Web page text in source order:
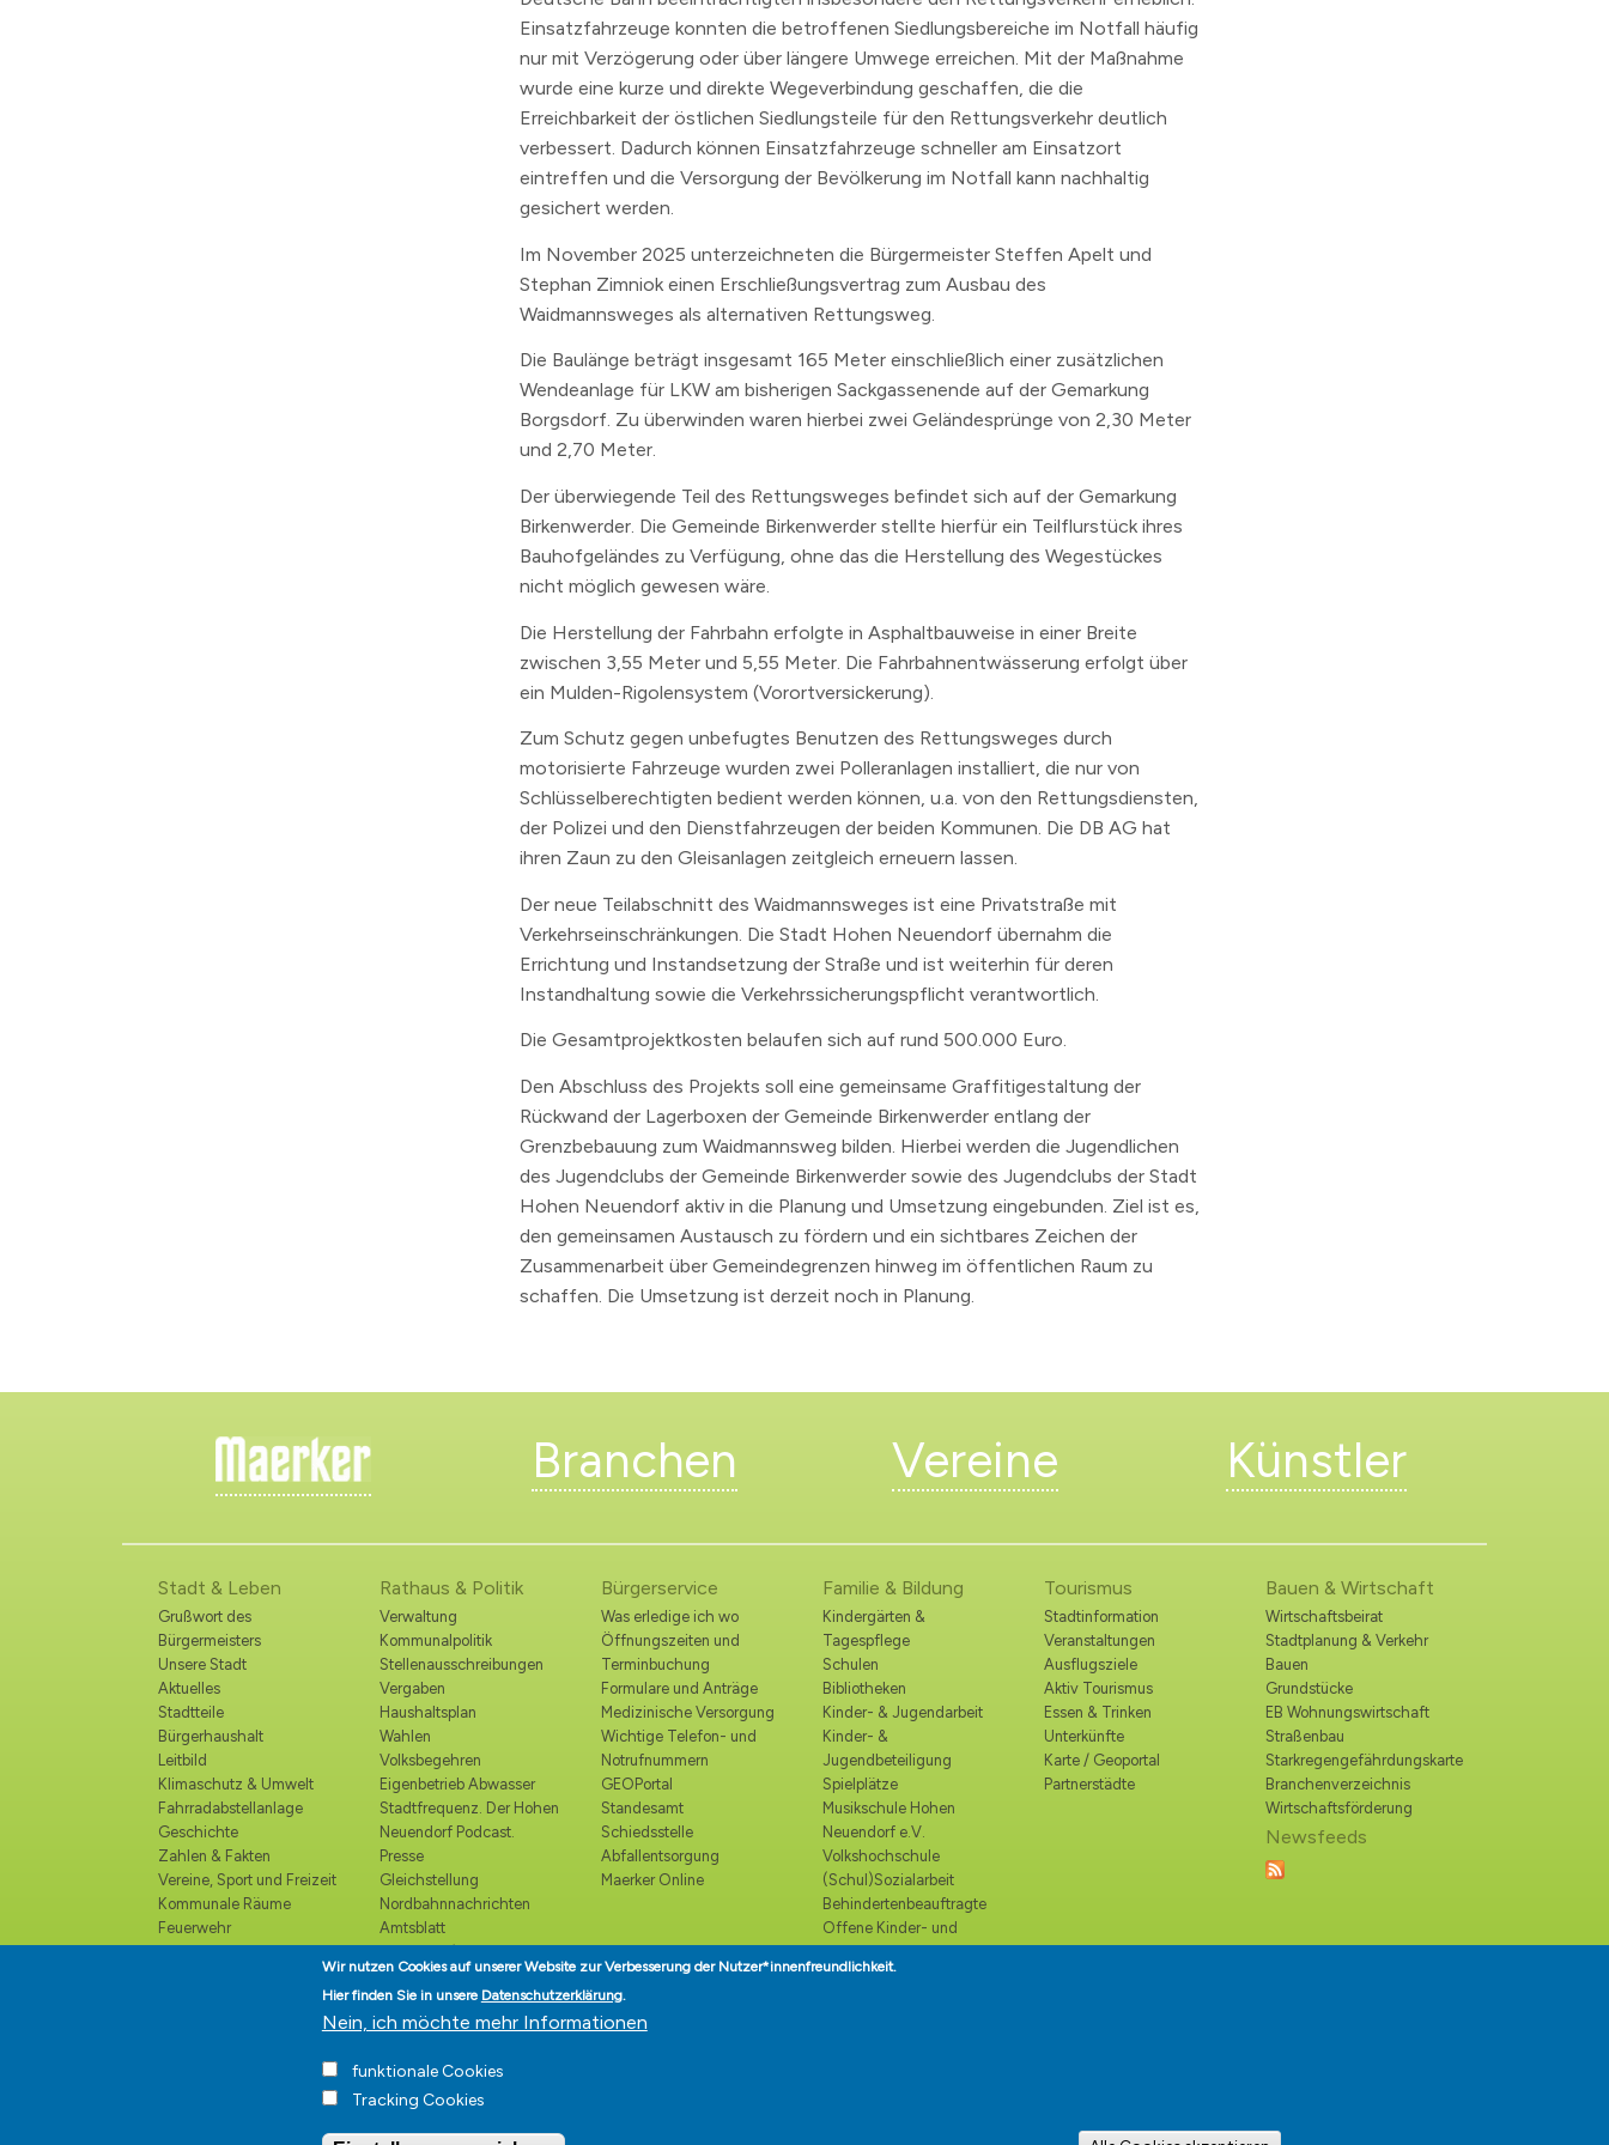
Einsatzfahrzeuge konnten die betroffenen Siedlungsbereiche im Notfall häufig
nur mit Verzögerung oder über längere Umwege erreichen. Mit der Maßnahme
wurde eine kurze und direkte Wegeverbindung geschaffen, die die
Erreichbarkeit der östlichen Siedlungsteile für den Rettungsverkehr deutlich
verbessert. Dadurch können Einsatzfahrzeuge schneller am Einsatzort
eintreffen und die Versorgung der Bevölkerung im Notfall kann nachhaltig
gesichert werden.
Im November 2025 unterzeichneten die Bürgermeister Steffen Apelt und
Stephan Zimniok einen Erschließungsvertrag zum Ausbau des
Waidmannsweges als alternativen Rettungsweg.
Die Baulänge beträgt insgesamt 165 Meter einschließlich einer zusätzlichen
Wendeanlage für LKW am bisherigen Sackgassenende auf der Gemarkung
Borgsdorf. Zu überwinden waren hierbei zwei Geländesprünge von 2,30 Meter
und 2,70 Meter.
Der überwiegende Teil des Rettungsweges befindet sich auf der Gemarkung
Birkenwerder. Die Gemeinde Birkenwerder stellte hierfür ein Teilflurstück ihres
Bauhofgeländes zu Verfügung, ohne das die Herstellung des Wegestückes
nicht möglich gewesen wäre.
Die Herstellung der Fahrbahn erfolgte in Asphaltbauweise in einer Breite
zwischen 3,55 Meter und 5,55 Meter. Die Fahrbahnentwässerung erfolgt über
ein Mulden-Rigolensystem (Vorortversickerung).
Zum Schutz gegen unbefugtes Benutzen des Rettungsweges durch
motorisierte Fahrzeuge wurden zwei Polleranlagen installiert, die nur von
Schlüsselberechtigten bedient werden können, u.a. von den Rettungsdiensten,
der Polizei und den Dienstfahrzeugen der beiden Kommunen. Die DB AG hat
ihren Zaun zu den Gleisanlagen zeitgleich erneuern lassen.
Der neue Teilabschnitt des Waidmannsweges ist eine Privatstraße mit
Verkehrseinschränkungen. Die Stadt Hohen Neuendorf übernahm die
Errichtung und Instandsetzung der Straße und ist weiterhin für deren
Instandhaltung sowie die Verkehrssicherungspflicht verantwortlich.
Die Gesamtprojektkosten belaufen sich auf rund 500.000 Euro.
Den Abschluss des Projekts soll eine gemeinsame Graffitigestaltung der
Rückwand der Lagerboxen der Gemeinde Birkenwerder entlang der
Grenzbebauung zum Waidmannsweg bilden. Hierbei werden die Jugendlichen
des Jugendclubs der Gemeinde Birkenwerder sowie des Jugendclubs der Stadt
Hohen Neuendorf aktiv in die Planung und Umsetzung eingebunden. Ziel ist es,
den gemeinsamen Austausch zu fördern und ein sichtbares Zeichen der
Zusammenarbeit über Gemeindegrenzen hinweg im öffentlichen Raum zu
schaffen. Die Umsetzung ist derzeit noch in Planung.
Branchen Vereine Künstler
Stadt & Leben
Grußwort des
Bürgermeisters
Unsere Stadt
Aktuelles
Stadtteile
Bürgerhaushalt
Leitbild
Klimaschutz & Umwelt
Fahrradabstellanlage
Geschichte
Zahlen & Fakten
Vereine, Sport und Freizeit
Kommunale Räume
Feuerwehr
Rathaus & Politik
Verwaltung
Kommunalpolitik
Stellenausschreibungen
Vergaben
Haushaltsplan
Wahlen
Volksbegehren
Eigenbetrieb Abwasser
Stadtfrequenz. Der Hohen
Neuendorf Podcast.
Presse
Gleichstellung
Nordbahnnachrichten
Amtsblatt
Bekanntmachungen
Ehrenbürger
Bürgerservice
Was erledige ich wo
Öffnungszeiten und
Terminbuchung
Formulare und Anträge
Medizinische Versorgung
Wichtige Telefon- und
Notrufnummern
GEOPortal
Standesamt
Schiedsstelle
Abfallentsorgung
Maerker Online
Familie & Bildung
Kindergärten &
Tagespflege
Schulen
Bibliotheken
Kinder- & Jugendarbeit
Kinder- &
Jugendbeteiligung
Spielplätze
Musikschule Hohen
Neuendorf e.V.
Volkshochschule
(Schul)Sozialarbeit
Behindertenbeauftragte
Offene Kinder- und
Seniorenbeirat
Tourismus
Stadtinformation
Veranstaltungen
Ausflugsziele
Aktiv Tourismus
Essen & Trinken
Unterkünfte
Karte / Geoportal
Partnerstädte
Bauen & Wirtschaft
Wirtschaftsbeirat
Stadtplanung & Verkehr
Bauen
Grundstücke
EB Wohnungswirtschaft
Straßenbau
Starkregengefährdungskarte
Branchenverzeichnis
Wirtschaftsförderung
Newsfeeds
Wir nutzen Cookies auf unserer Website zur Verbesserung der Nutzer*innenfreundlichkeit.
Hier finden Sie in unsere Datenschutzerklärung.
Nein, ich möchte mehr Informationen
funktionale Cookies
Tracking Cookies